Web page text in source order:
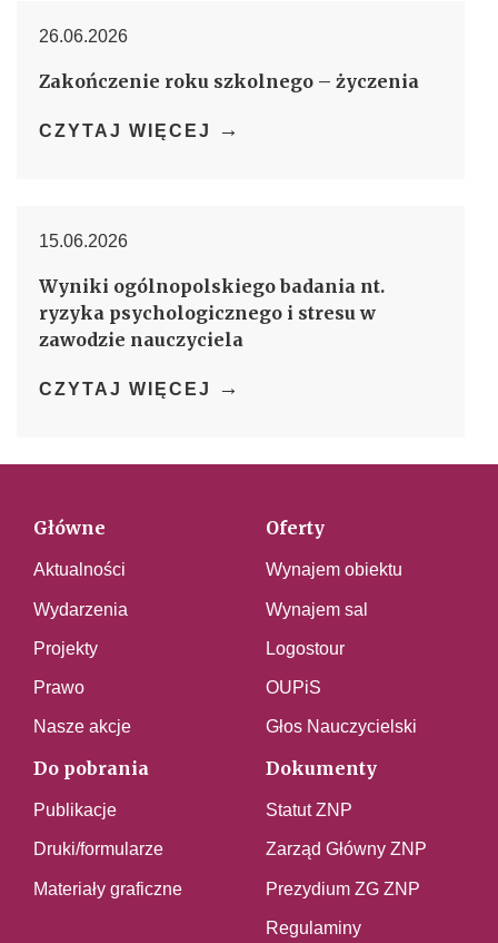
26.06.2026
Zakończenie roku szkolnego – życzenia
CZYTAJ WIĘCEJ →
15.06.2026
Wyniki ogólnopolskiego badania nt.
ryzyka psychologicznego i stresu w
zawodzie nauczyciela
CZYTAJ WIĘCEJ →
Główne
Aktualności
Wydarzenia
Projekty
Prawo
Nasze akcje
Oferty
Wynajem obiektu
Wynajem sal
Logostour
OUPiS
Głos Nauczycielski
Do pobrania
Publikacje
Druki/formularze
Materiały graficzne
Dokumenty
Statut ZNP
Zarząd Główny ZNP
Prezydium ZG ZNP
Regulaminy